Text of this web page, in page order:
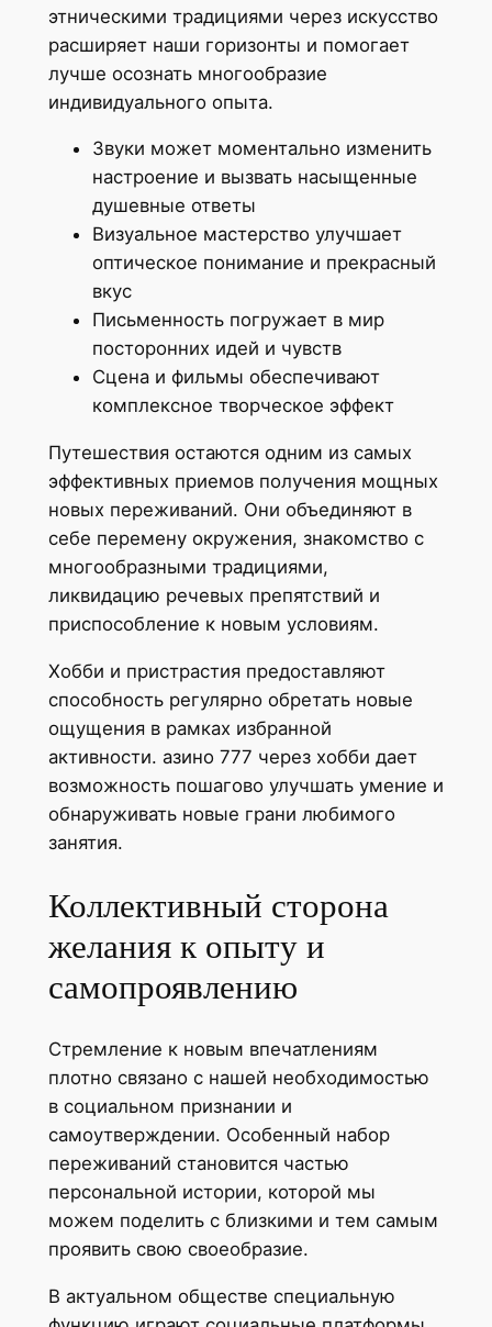
этническими традициями через искусство
расширяет наши горизонты и помогает
лучше осознать многообразие
индивидуального опыта.
Звуки может моментально изменить
настроение и вызвать насыщенные
душевные ответы
Визуальное мастерство улучшает
оптическое понимание и прекрасный
вкус
Письменность погружает в мир
посторонних идей и чувств
Сцена и фильмы обеспечивают
комплексное творческое эффект
Путешествия остаются одним из самых
эффективных приемов получения мощных
новых переживаний. Они объединяют в
себе перемену окружения, знакомство с
многообразными традициями,
ликвидацию речевых препятствий и
приспособление к новым условиям.
Хобби и пристрастия предоставляют
способность регулярно обретать новые
ощущения в рамках избранной
активности. азино 777 через хобби дает
возможность пошагово улучшать умение и
обнаруживать новые грани любимого
занятия.
Коллективный сторона
желания к опыту и
самопроявлению
Стремление к новым впечатлениям
плотно связано с нашей необходимостью
в социальном признании и
самоутверждении. Особенный набор
переживаний становится частью
персональной истории, которой мы
можем поделить с близкими и тем самым
проявить свою своеобразие.
В актуальном обществе специальную